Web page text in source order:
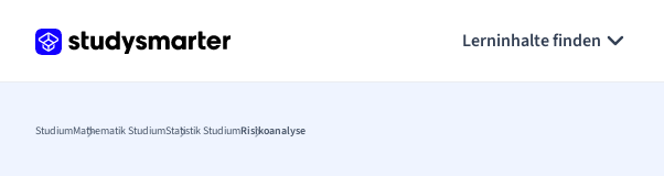
Lerninhalte finden
StudiumMathematik StudiumStatistik StudiumRisikoanalyse